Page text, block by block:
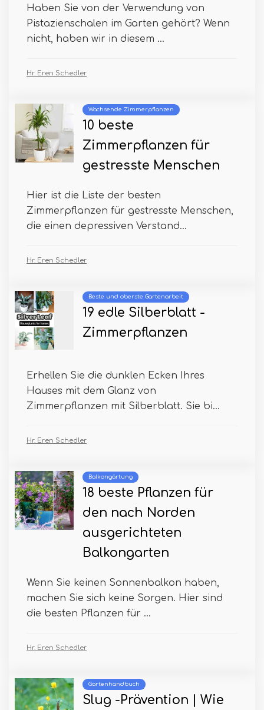
Haben Sie von der Verwendung von
Pistazienschalen im Garten gehört? Wenn
nicht, haben wir in diesem ...
Hr. Eren Schedler
Wachsende Zimmerpflanzen
10 beste
Zimmerpflanzen für
gestresste Menschen
Hier ist die Liste der besten
Zimmerpflanzen für gestresste Menschen,
die einen depressiven Verstand...
Hr. Eren Schedler
Beste und oberste Gartenarbeit
19 edle Silberblatt -
Zimmerpflanzen
Erhellen Sie die dunklen Ecken Ihres
Hauses mit dem Glanz von
Zimmerpflanzen mit Silberblatt. Sie bi...
Hr. Eren Schedler
Balkongärtung
18 beste Pflanzen für
den nach Norden
ausgerichteten
Balkongarten
Wenn Sie keinen Sonnenbalkon haben,
machen Sie sich keine Sorgen. Hier sind
die besten Pflanzen für ...
Hr. Eren Schedler
Gartenhandbuch
Slug -Prävention | Wie